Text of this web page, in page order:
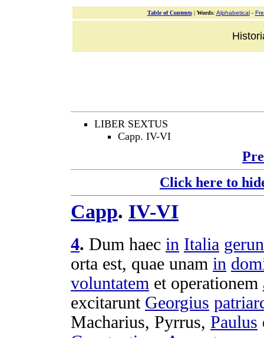
Table of Contents| Words: Alphabetical-
LIBER SEXTUS
Capp. IV-VI
Click here to
Capp. IV-VI
4. Dum haec in Italia
orta est, quae unam in
voluntatem et operationem
excitarunt Georgius
Macharius, Pyrrus, Paulus